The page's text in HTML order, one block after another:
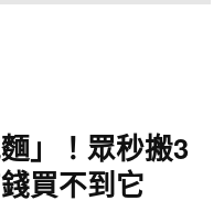
」！眾秒搬3
買不到它